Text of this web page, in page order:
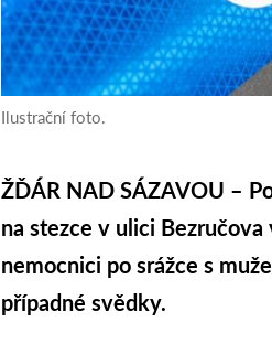
Ilustrační foto.
ŽĎÁR NAD SÁZAVOU –
na stezce v ulici
nemocnici po srážce s
případné svědky.